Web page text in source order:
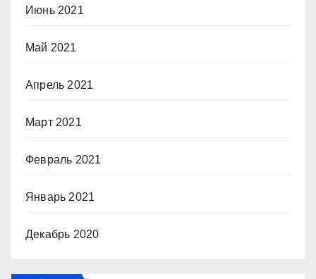
Июнь 2021
Май 2021
Апрель 2021
Март 2021
Февраль 2021
Январь 2021
Декабрь 2020